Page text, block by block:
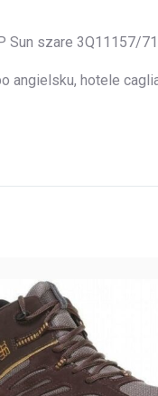
Sun szare 3Q11157/
angielsku, hotele